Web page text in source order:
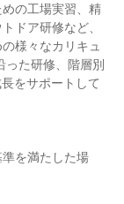
の工場実習、精
ドア研修など、
様々なカリキュ
った研修、階層別
をサポートして
を満たした場